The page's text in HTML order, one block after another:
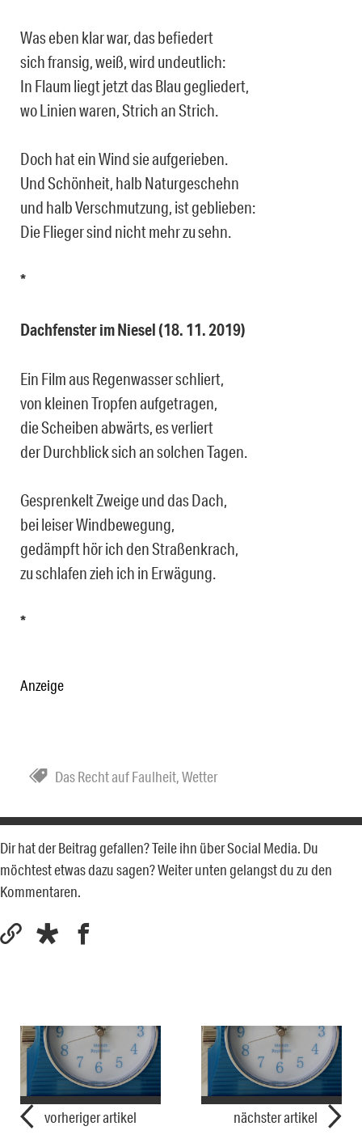
Was eben klar war, das befiedert
sich fransig, weiß, wird undeutlich:
In Flaum liegt jetzt das Blau gegliedert,
wo Linien waren, Strich an Strich.
Doch hat ein Wind sie aufgerieben.
Und Schönheit, halb Naturgeschehn
und halb Verschmutzung, ist geblieben:
Die Flieger sind nicht mehr zu sehn.
*
Dachfenster im Niesel (18. 11. 2019)
Ein Film aus Regenwasser schliert,
von kleinen Tropfen aufgetragen,
die Scheiben abwärts, es verliert
der Durchblick sich an solchen Tagen.
Gesprenkelt Zweige und das Dach,
bei leiser Windbewegung,
gedämpft hör ich den Straßenkrach,
zu schlafen zieh ich in Erwägung.
*
Anzeige
Das Recht auf Faulheit,Wetter
Dir hat der Beitrag gefallen? Teile ihn über Social Media. Du
möchtest etwas dazu sagen? Weiter unten gelangst du zu den
Kommentaren.
vorheriger artikel nächster artikel